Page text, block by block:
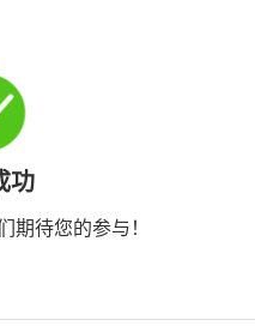
功
期待您的参与！